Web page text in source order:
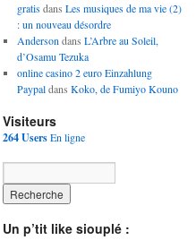
gratisdans Les musiques de ma vie (2)
: un nouveau désordre
Anderson dans L’Arbre au Soleil,
d’Osamu Tezuka
online casino 2 euro Einzahlung
Paypaldans Koko, de Fumiyo Kouno
Visiteurs
264 UsersEn ligne
Un p’tit like siouplé :